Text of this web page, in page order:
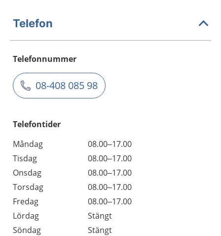
Telefon
Telefonnummer
08-408 085 98
Telefontider
Måndag
08.00–17.00
Tisdag
08.00–17.00
Onsdag
08.00–17.00
Torsdag
08.00–17.00
Fredag
08.00–17.00
Lördag
Stängt
Söndag
Stängt